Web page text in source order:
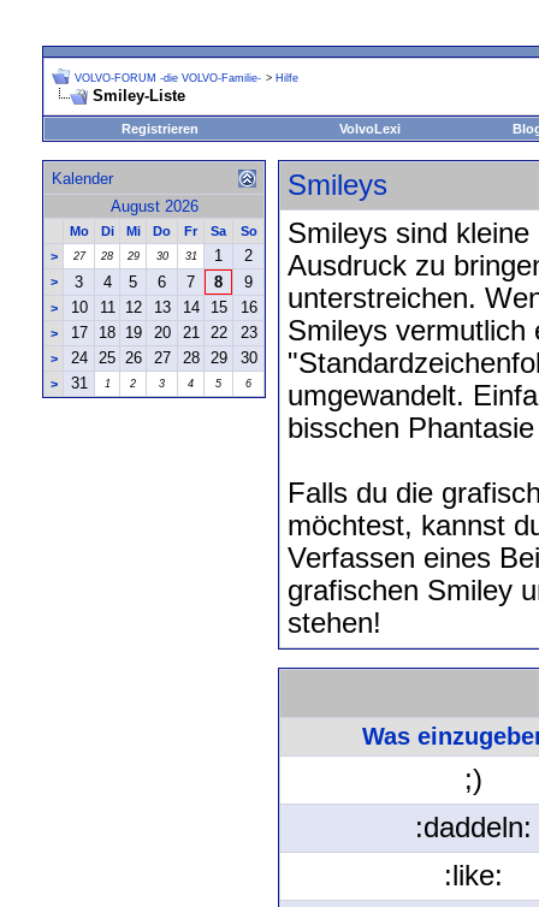
VOLVO-FORUM -die VOLVO-Familie- > Hilfe
Smiley-Liste
Registrieren VolvoLexi
Kalender
August 2026
Mo Di Mi Do Fr Sa
So
>
27 28 29 30 31 1 2
> 3 4 5 6 7 8 9
> 10 11 12 13 14 15 16
> 17 18 19 20 21 22 23
> 24 25 26 27 28 29 30
> 31 1 2 3 4 5 6
Smileys
Smileys sind
Ausdruck zu
unterstreichen.
Smileys vermutlich
umgewandelt.
bisschen
Falls du die
möchtest, kannst
Verfassen eines
grafischen Smiley
stehen!
Was
;)
:daddeln:
:like: